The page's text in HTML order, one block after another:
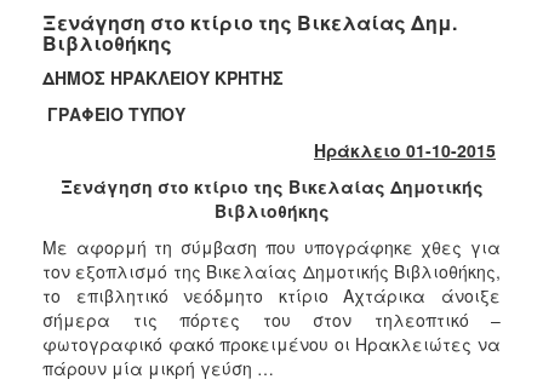
2022
2021
2020
2018
2016
2015
2012
2011
Ξενάγηση στο κτίριο της Βικελαίας Δημ.
Βιβλιοθήκης
ΔΗΜΟΣ ΗΡΑΚΛΕΙΟΥ ΚΡΗΤΗΣ
ΓΡΑΦΕΙΟ ΤΥΠΟΥ
Ηράκλειο 01-10-2015
Ξενάγηση στο κτίριο της Βικελαίας Δημοτικής
Βιβλιοθήκης
Με αφορμή τη σύμβαση που υπογράφηκε χθες για
τον εξοπλισμό της Βικελαίας Δημοτικής Βιβλιοθήκης,
το επιβλητικό νεόδμητο κτίριο Αχτάρικα άνοιξε
σήμερα τις πόρτες του στον τηλεοπτικό –
φωτογραφικό φακό προκειμένου οι Ηρακλειώτες να
πάρουν μία μικρή γεύση …